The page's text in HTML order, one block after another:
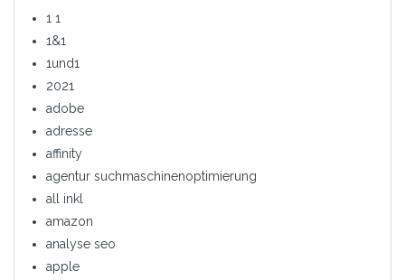
1 1
1&1
1und1
2021
adobe
adresse
affinity
agentur suchmaschinenoptimierung
all inkl
amazon
analyse seo
apple